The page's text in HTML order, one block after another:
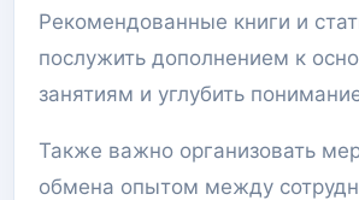
Рекомендованные книги и
послужить дополнением к
занятиям и углубить
Также важно организовать
обмена опытом между